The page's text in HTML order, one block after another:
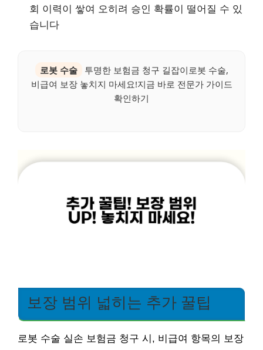
회 이력이 쌓여 오히려 승인 확률이 떨어질 수 있
습니다
로봇 수술
투명한 보험금 청구 길잡이로봇 수술,
비급여 보장 놓치지 마세요!지금 바로 전문가 가이드
확인하기
보장 범위 넓히는 추가 꿀팁
로봇 수술 실손 보험금 청구 시, 비급여 항목의 보장